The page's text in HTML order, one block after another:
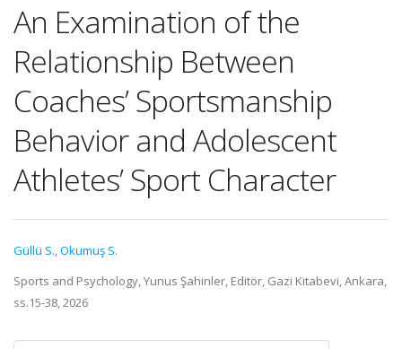
An Examination of the
Relationship Between
Coaches’ Sportsmanship
Behavior and Adolescent
Athletes’ Sport Character
Güllü S.,Okumuş S.
Sports and Psychology, Yunus Şahinler, Editör, Gazi Kitabevi, Ankara,
ss.15-38, 2026